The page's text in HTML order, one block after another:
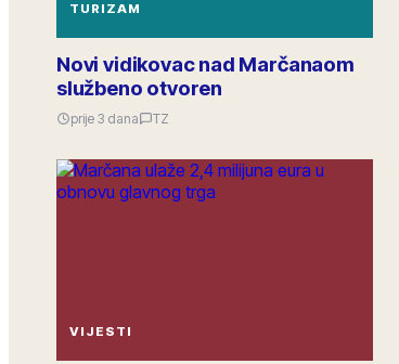
TURIZAM
Novi vidikovac nad Marčanaom
službeno otvoren
prije 3 dana TZ
VIJESTI